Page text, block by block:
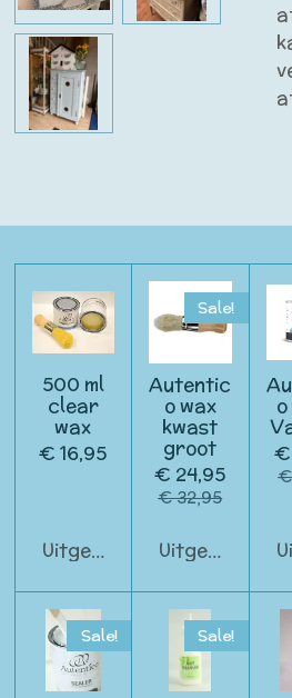
500 ml
clear
wax
€ 16,95
Uitgeschakeld
Sale!
Autentic
o wax
kwast
groot
€ 24,95
€ 32,95
Uitgeschakeld
€
€
Sale! Sale!